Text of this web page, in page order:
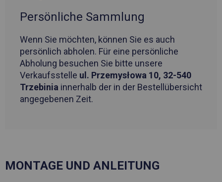
Persönliche Sammlung
Wenn Sie möchten, können Sie es auch
persönlich abholen. Für eine persönliche
Abholung besuchen Sie bitte unsere
Verkaufsstelle ul. Przemysłowa 10, 32-540
Trzebinia innerhalb der in der Bestellübersicht
angegebenen Zeit.
MONTAGE UND ANLEITUNG